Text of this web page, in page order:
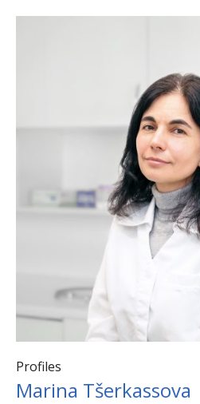
Profiles
Marina Tšerkassova